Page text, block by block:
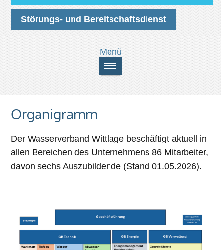
Störungs- und Bereitschaftsdienst
Organigramm
Der Wasserverband Wittlage beschäftigt aktuell in
allen Bereichen des Unternehmens 86 Mitarbeiter,
davon sechs Auszubildende (Stand 01.05.2026).